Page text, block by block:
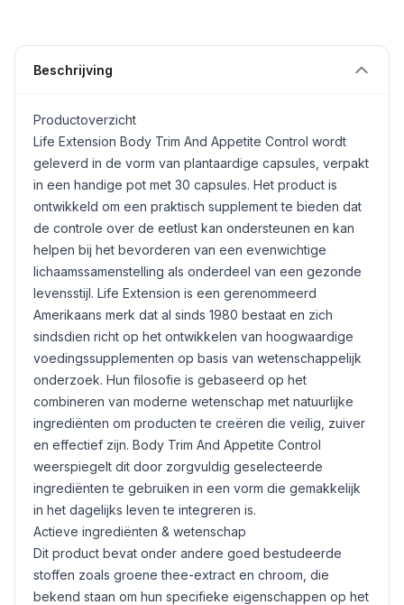
Beschrijving
Productoverzicht
Life Extension Body Trim And Appetite Control wordt
geleverd in de vorm van plantaardige capsules, verpakt
in een handige pot met 30 capsules. Het product is
ontwikkeld om een praktisch supplement te bieden dat
de controle over de eetlust kan ondersteunen en kan
helpen bij het bevorderen van een evenwichtige
lichaamssamenstelling als onderdeel van een gezonde
levensstijl. Life Extension is een gerenommeerd
Amerikaans merk dat al sinds 1980 bestaat en zich
sindsdien richt op het ontwikkelen van hoogwaardige
voedingssupplementen op basis van wetenschappelijk
onderzoek. Hun filosofie is gebaseerd op het
combineren van moderne wetenschap met natuurlijke
ingrediënten om producten te creëren die veilig, zuiver
en effectief zijn. Body Trim And Appetite Control
weerspiegelt dit door zorgvuldig geselecteerde
ingrediënten te gebruiken in een vorm die gemakkelijk
in het dagelijks leven te integreren is.
Actieve ingrediënten & wetenschap
Dit product bevat onder andere goed bestudeerde
stoffen zoals groene thee-extract en chroom, die
bekend staan om hun specifieke eigenschappen op het